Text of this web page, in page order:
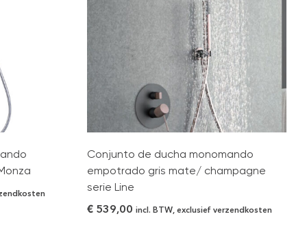
Conjunto de ducha monomando
empotrado gris mate/ champagne
serie Line
€ 539,00 incl. BTW, exclusief verzendkosten